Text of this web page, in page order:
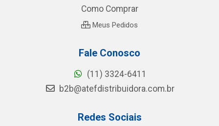
Como Comprar
Meus Pedidos
Fale Conosco
(11) 3324-6411
b2b@atefdistribuidora.com.br
Redes Sociais